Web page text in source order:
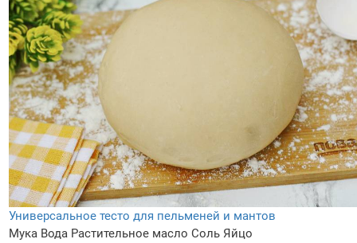
Универсальное тесто для пельменей и мантов
Мука Вода Растительное масло Соль Яйцо